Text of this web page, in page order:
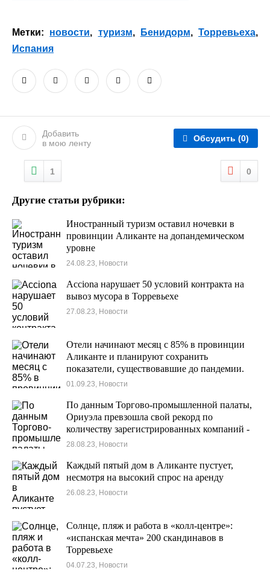
Метки: новости, туризм, Бенидорм, Торревьеха,
Испания
Добавить
в мою ленту
Обсудить (0)
1 0
Другие статьи рубрики:
Иностранный туризм оставил ночевки в
провинции Аликанте на допандемическом
уровне
24.08.23, Новости
Acciona нарушает 50 условий контракта на
вывоз мусора в Торревьехе
27.08.23, Новости
Отели начинают месяц с 85% в провинции
Аликанте и планируют сохранить
показатели, существовавшие до пандемии.
01.09.23, Новости
По данным Торгово-промышленной палаты,
Ориуэла превзошла свой рекорд по
количеству зарегистрированных компаний -
6053.
28.08.23, Новости
Каждый пятый дом в Аликанте пустует,
несмотря на высокий спрос на аренду
26.08.23, Новости
Солнце, пляж и работа в «колл-центре»:
«испанская мечта» 200 скандинавов в
Торревьехе
04.07.23, Новости